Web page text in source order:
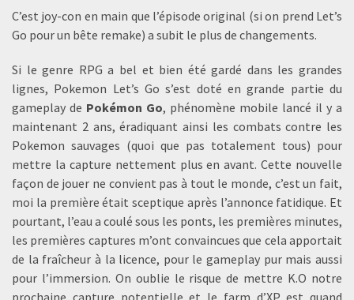
C’est joy-con en main que l’épisode original (si on prend Let’s
Go pour un bête remake) a subit le plus de changements.
Si le genre RPG a bel et bien été gardé dans les grandes
lignes, Pokemon Let’s Go s’est doté en grande partie du
gameplay de Pokémon Go, phénomène mobile lancé il y a
maintenant 2 ans, éradiquant ainsi les combats contre les
Pokemon sauvages (quoi que pas totalement tous) pour
mettre la capture nettement plus en avant. Cette nouvelle
façon de jouer ne convient pas à tout le monde, c’est un fait,
moi la première était sceptique après l’annonce fatidique. Et
pourtant, l’eau a coulé sous les ponts, les premières minutes,
les premières captures m’ont convaincues que cela apportait
de la fraîcheur à la licence, pour le gameplay pur mais aussi
pour l’immersion. On oublie le risque de mettre K.O notre
prochaine capture potentielle et le farm d’XP est quand